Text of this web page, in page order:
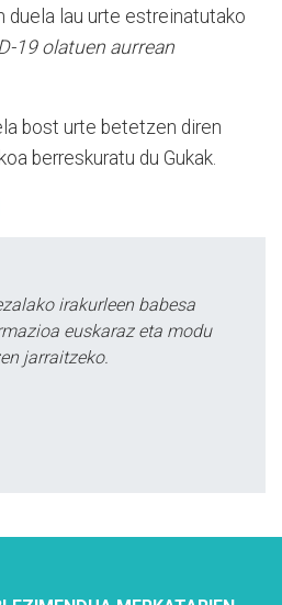
lau urte estreinatutako
19 olatuen aurrean
bost urte betetzen diren
berreskuratu du Gukak.
irakurleen babesa
euskaraz eta modu
jarraitzeko.